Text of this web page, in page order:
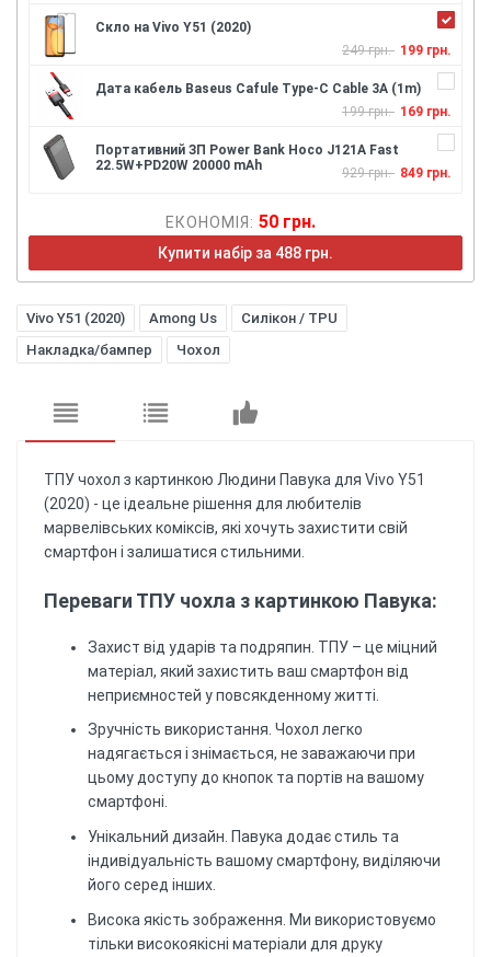
Скло на Vivo Y51 (2020)
249 грн. 199 грн.
Дата кабель Baseus Cafule Type-C Cable 3A (1m)
199 грн. 169 грн.
Портативний ЗП Power Bank Hoco J121A Fast
22.5W+PD20W 20000 mAh
929 грн. 849 грн.
ЕКОНОМІЯ: 50 грн.
Купити набір за 488 грн.
Vivo Y51 (2020) Among Us
Силікон / TPU
Накладка/бампер
Чохол
ТПУ чохол з картинкою Людини Павука для Vivo Y51
(2020) - це ідеальне рішення для любителів
марвелівських коміксів, які хочуть захистити свій
смартфон і залишатися стильними.
Переваги ТПУ чохла з картинкою Павука:
Захист від ударів та подряпин. ТПУ – це міцний
матеріал, який захистить ваш смартфон від
неприємностей у повсякденному житті.
Зручність використання. Чохол легко
надягається і знімається, не заважаючи при
цьому доступу до кнопок та портів на вашому
смартфоні.
Унікальний дизайн. Павука додає стиль та
індивідуальність вашому смартфону, виділяючи
його серед інших.
Висока якість зображення. Ми використовуємо
тільки високоякісні матеріали для друку